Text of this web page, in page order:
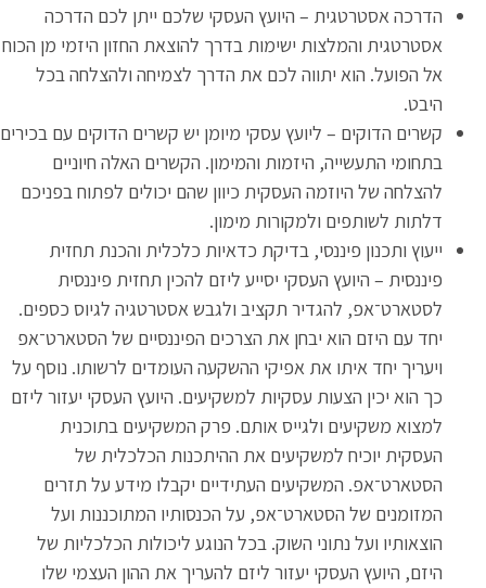
הדרכה אסטרטגית – היועץ העסקי שלכם ייתן לכם הדרכה
אסטרטגית והמלצות ישימות בדרך להוצאת החזון היזמי מן הכוח
אל הפועל. הוא יתווה לכם את הדרך לצמיחה ולהצלחה בכל
היבט.
קשרים הדוקים – ליועץ עסקי מיומן יש קשרים הדוקים עם בכירים
בתחומי התעשייה, היזמות והמימון. הקשרים האלה חיוניים
להצלחה של היוזמה העסקית כיוון שהם יכולים לפתוח בפניכם
דלתות לשותפים ולמקורות מימון.
ייעוץ ותכנון פיננסי, בדיקת כדאיות כלכלית והכנת תחזית
פיננסית – היועץ העסקי יסייע ליזם להכין תחזית פיננסית
לסטארט־אפ, להגדיר תקציב ולגבש אסטרטגיה לגיוס כספים.
יחד עם היזם הוא יבחן את הצרכים הפיננסיים של הסטארט־אפ
ויעריך יחד איתו את אפיקי ההשקעה העומדים לרשותו. נוסף על
כך הוא יכין הצעות עסקיות למשקיעים. היועץ העסקי יעזור ליזם
למצוא משקיעים ולגייס אותם. פרק המשקיעים בתוכנית
העסקית יוכיח למשקיעים את ההיתכנות הכלכלית של
הסטארט־אפ. המשקיעים העתידיים יקבלו מידע על תזרים
המזומנים של הסטארט־אפ, על הכנסותיו המתוכננות ועל
הוצאותיו ועל נתוני השוק. בכל הנוגע ליכולות הכלכליות של
היזם, היועץ העסקי יעזור ליזם להעריך את ההון העצמי שלו